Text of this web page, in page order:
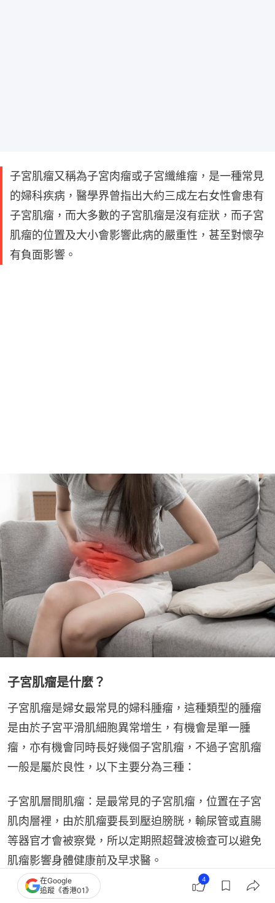
子宮肌瘤又稱為子宮肉瘤或子宮纖維瘤，是一種常見
的婦科疾病，醫學界曾指出大約三成左右女性會患有
子宮肌瘤，而大多數的子宮肌瘤是沒有症狀，而子宮
肌瘤的位置及大小會影響此病的嚴重性，甚至對懷孕
有負面影響。
子宮肌瘤是什麼？
子宮肌瘤是婦女最常見的婦科腫瘤，這種類型的腫瘤
是由於子宮平滑肌細胞異常增生，有機會是單一腫
瘤，亦有機會同時長好幾個子宮肌瘤，不過子宮肌瘤
一般是屬於良性，以下主要分為三種：
子宮肌層間肌瘤：是最常見的子宮肌瘤，位置在子宮
肌肉層裡，由於肌瘤要長到壓迫膀胱，輸尿管或直腸
等器官才會被察覺，所以定期照超聲波檢查可以避免
肌瘤影響身體健康前及早求醫。
子宮漿膜下肌瘤：這種肌瘤可向子宮外的骨盆腔或腹
在Google
追蹤《香港01》
4